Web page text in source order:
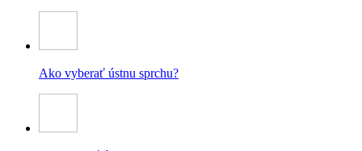
Ako vyberať ústnu sprchu?